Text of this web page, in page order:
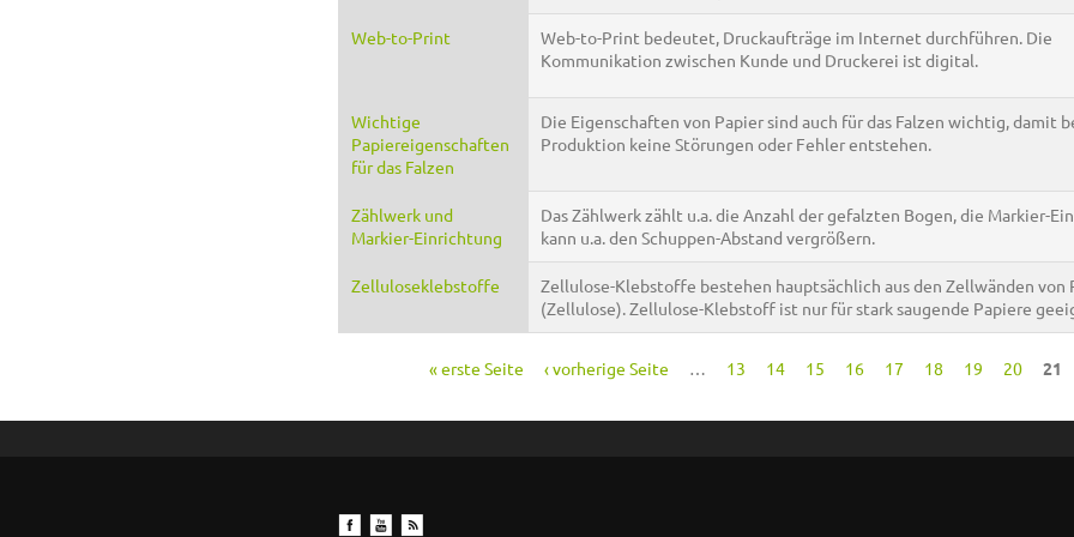
Web-to-Print
Web-to-Print bedeutet, Druckaufträge im Internet durchführen. Die
Kommunikation zwischen Kunde und Druckerei ist digital.
Wichtige
Papiereigenschaften
für das Falzen
Die Eigenschaften von Papier sind auch für das Falzen wichtig, damit
Produktion keine Störungen oder Fehler entstehen.
Zählwerk und
Markier-Einrichtung
Das Zählwerk zählt u.a. die Anzahl der gefalzten Bogen, die Markier-
kann u.a. den Schuppen-Abstand vergrößern.
Zelluloseklebstoffe
Zellulose-Klebstoffe bestehen hauptsächlich aus den Zellwänden von
(Zellulose). Zellulose-Klebstoff ist nur für stark saugende Papiere
« erste Seite ‹ vorherige Seite … 13 14 15 16 17 18 19 20 21